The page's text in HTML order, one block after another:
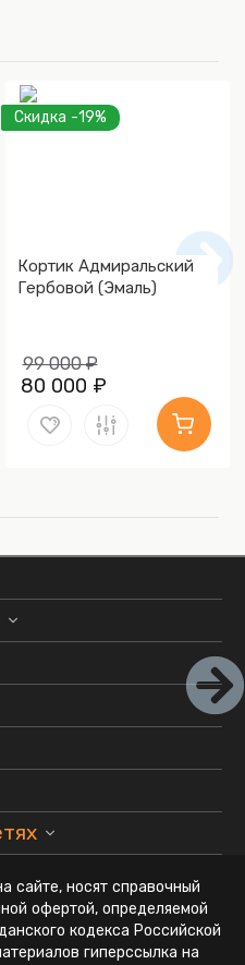
Скидка -19%
Кортик Адмиральский
Гербовой (Эмаль)
99 000 ₽
80 000 ₽
сайте, носят справочный
офертой, определяемой
кодекса Российской
гиперссылка на